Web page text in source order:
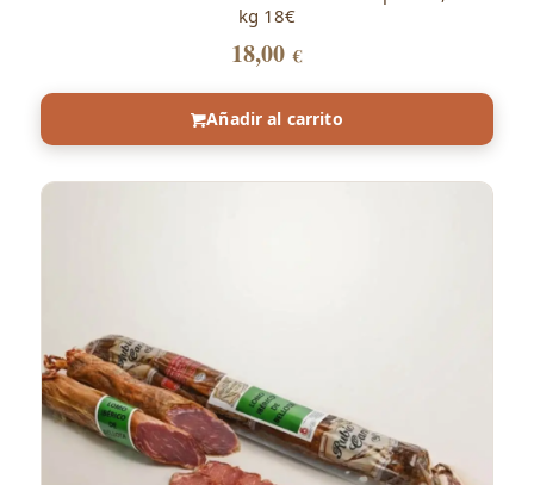
kg 18€
18,00€
Añadir al carrito